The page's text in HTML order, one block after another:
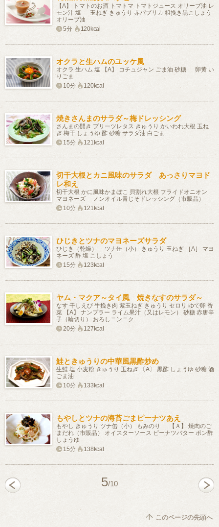
【A】 トマトのお酒 トマトマ トマトジュース オリーブ油 レ
モン汁 塩 玉ねぎ きゅうり 赤パプリカ 粗挽き黒こしょう
オリーブ油
5分
120kcal
オクラと生ハムのユッケ風
オクラ 生ハム 塩 【A】 コチュジャン ごま油 砂糖 卵黄 い
りごま
10分
120kcal
焼きさんまのサラダ～梅ドレッシング
さんまの開き プリーツレタス きゅうり かいわれ大根 玉ね
ぎ 梅干 しょうゆ 酢 砂糖 サラダ油 白ごま
15分
121kcal
切干大根とカニ風味のサラダ あっさりマヨド
レ和え
切干大根 かに風味かまぼこ 貝割れ大根 フライドオニオン
マヨネーズ ノンオイル青じそドレッシング（市販品）
10分
121kcal
ひじきとツナのマヨネーズサラダ
ひじき（乾燥） ツナ缶（小） きゅうり 玉ねぎ ［A］ マヨ
ネーズ 酢 塩 こしょう
15分
123kcal
ヤム・マクア～タイ風 焼きなすのサラダ～
なす 干しえび 牛挽き肉 紫玉ねぎ きゅうり セロリ ゆで卵 香
菜 【A】 ナンプラー ライム果汁（又はレモン） 砂糖 赤唐辛
子（輪切り） おろしニンニク
20分
127kcal
鮭ときゅうりの中華風黒酢炒め
生鮭 塩 小麦粉 きゅうり 玉ねぎ 〔A〕 黒酢 しょうゆ 砂糖 酒
ごま油
10分
133kcal
もやしとツナの海苔ごまピーナツあえ
もやし きゅうり ツナ缶（小） もみのり 【Ａ】 焼肉のご
まだれ（市販品） オイスターソース ピーナツバター ポン酢
しょうゆ
15分
138kcal
5/10
このページの先頭へ